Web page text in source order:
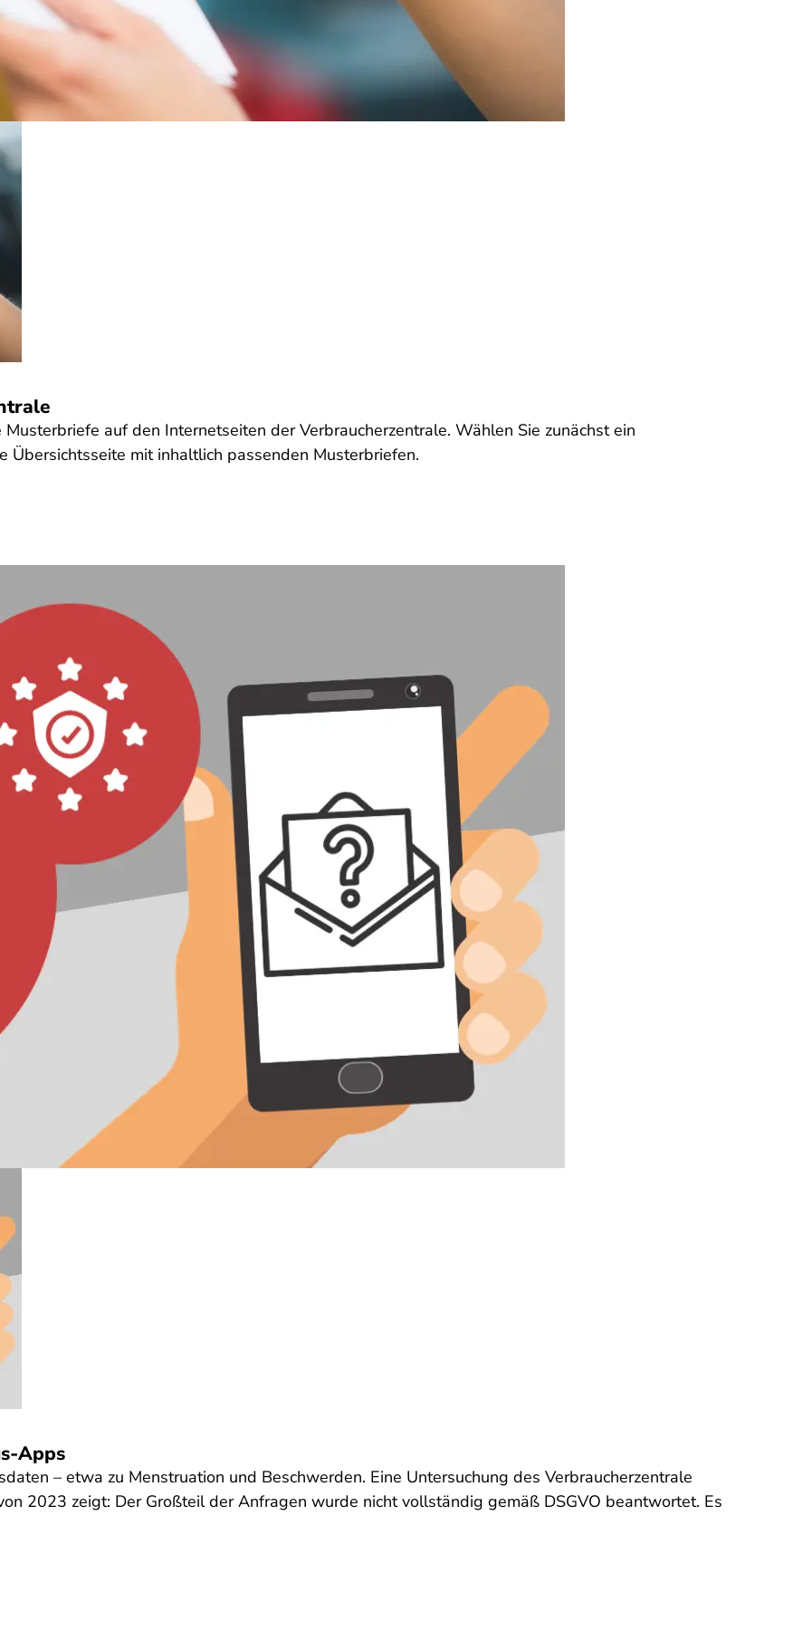
auf den Internetseiten der Verbraucherzentrale. Wählen Sie zunächst ein
Übersichtsseite mit inhaltlich passenden Musterbriefen.
Apps
– etwa zu Menstruation und Beschwerden. Eine Untersuchung des Verbraucherzentrale
2023 zeigt: Der Großteil der Anfragen wurde nicht vollständig gemäß DSGVO beantwortet. Es